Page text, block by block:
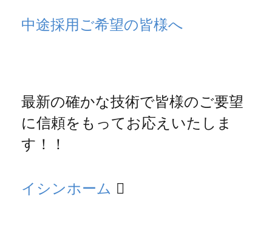
中途採用ご希望の皆様へ
最新の確かな技術で皆様のご要望
に信頼をもってお応えいたしま
す！！
イシンホーム